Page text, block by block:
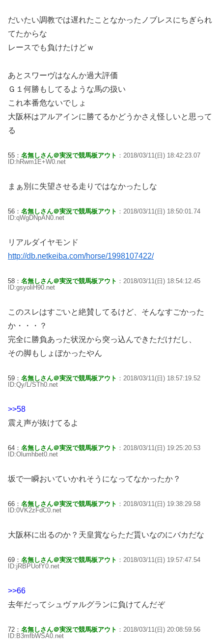
だいたい調教では遅れたことなかったノブレスにちぎられ
てたからな
レースでも負けたけどｗ
あとスワーヴはなんか過大評価
Ｇ１何勝もしてるような馬の扱い
これ本番危ないでしょ
大阪杯はアルアインに勝てるかどうかさえ怪しいと思って
る
55： 名無しさん＠実況で競馬板アウト ：2018/03/11(日) 18:42:23.07
ID:hRwm1E+W0.net
まぁ別に失望させる走りではなかったしな
56： 名無しさん＠実況で競馬板アウト ：2018/03/11(日) 18:50:01.74
ID:qWgDNpAN0.net
リアルダイヤモンド
http://db.netkeiba.com/horse/1998107422/
58： 名無しさん＠実況で競馬板アウト ：2018/03/11(日) 18:54:12.45
ID:gsyoliH90.net
このスレはすごいと絶賛してるけど、そんなすごかった
か・・・？
完全に勝負あった状況から突っ込んできただけだし、
その脚もしょぼかったやん
59： 名無しさん＠実況で競馬板アウト ：2018/03/11(日) 18:57:19.52
ID:Qy/L/STh0.net
>>58
震え声が抜けてるよ
64： 名無しさん＠実況で競馬板アウト ：2018/03/11(日) 19:25:20.53
ID:Olumhbet0.net
坂で一瞬おいていかれそうになってなかったか？
66： 名無しさん＠実況で競馬板アウト ：2018/03/11(日) 19:38:29.58
ID:0VK2zFdC0.net
大阪杯に出るのか？天皇賞ならただ貰いなのにバカだな
69： 名無しさん＠実況で競馬板アウト ：2018/03/11(日) 19:57:47.54
ID:jRBPUofY0.net
>>66
去年だってシュヴァルグランに負けてんだぞ
72： 名無しさん＠実況で競馬板アウト ：2018/03/11(日) 20:08:59.56
ID:B3mfbWSA0.net